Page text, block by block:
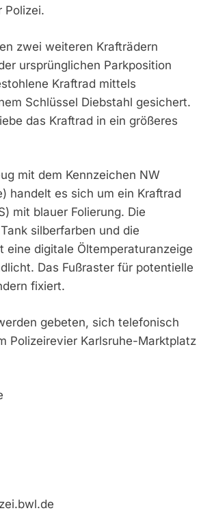
Polizei.
zwei weiteren Krafträdern
ursprünglichen Parkposition
Kraftrad mittels
Schlüssel Diebstahl gesichert.
das Kraftrad in ein größeres
mit dem Kennzeichen NW
handelt es sich um ein Kraftrad
mit blauer Folierung. Die
silberfarben und die
eine digitale Öltemperaturanzeige
Das Fußraster für potentielle
fixiert.
gebeten, sich telefonisch
Polizeirevier Karlsruhe-Marktplatz